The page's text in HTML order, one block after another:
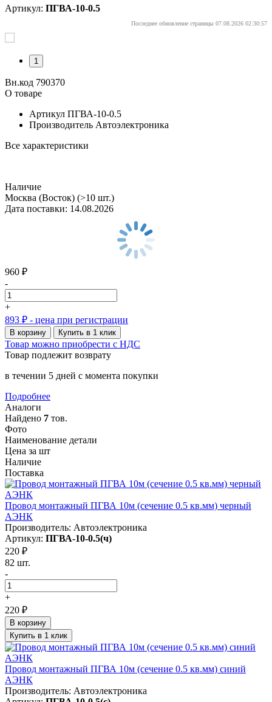
Артикул: ПГВА-10-0.5
Последнее обновление страницы 07.08.2026 02:30:57
1
Вн.код 790370
О товаре
Артикул ПГВА-10-0.5
Производитель Автоэлектроника
Все характеристики
Наличие
Москва (Восток) (>10 шт.)
Дата поставки: 14.08.2026
960 ₽
-
+
893 ₽ - цена при регистрации
В корзину Купить в 1 клик
Товар можно приобрести с НДС
Товар подлежит возврату
в течении 5 дней с момента покупки
Подробнее
Аналоги
Найдено 7 тов.
Фото
Наименование детали
Цена за шт
Наличие
Поставка
Провод монтажный ПГВА 10м (сечение 0.5 кв.мм) черный
АЭНК
Производитель: Автоэлектроника
Артикул: ПГВА-10-0.5(ч)
220 ₽
82 шт.
-
+
220 ₽
В корзину
Купить в 1 клик
Провод монтажный ПГВА 10м (сечение 0.5 кв.мм) синий
АЭНК
Производитель: Автоэлектроника